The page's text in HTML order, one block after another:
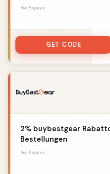
No Expires
IMBBG
GET CODE
2% buybestgear
Bestellungen
No Expires